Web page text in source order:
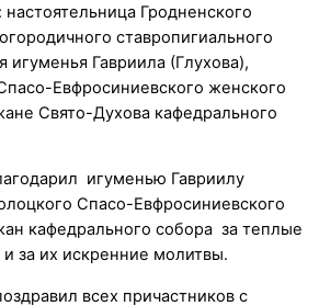
настоятельница Гродненского
ставропигиального
Гавриила (Глухова),
Евфросиниевского женского
Свято-Духова кафедрального
игуменью Гавриилу
Спасо-Евфросиниевского
кафедрального собора за теплые
за их искренние молитвы.
всех причастников с